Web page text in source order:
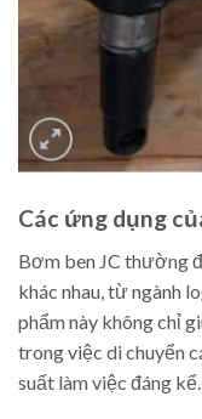
Các ứng dụng
Bơm ben JC thường
khác nhau, từ ngành
phẩm này không chỉ
trong việc di chuyển
suất làm việc đáng kể.